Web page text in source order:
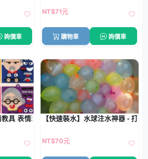
詢價車
NT$71元
購物車 詢價車
具 表情玩具 【快速裝水】水球注水神器 - 打
NT$70元